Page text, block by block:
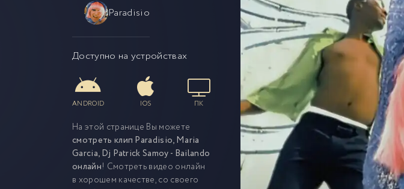
Paradisio
Доступно на устройствах
ANDROID IOS ПК
На этой странице Вы можете
смотреть клип Paradisio, Maria
Garcia, Dj Patrick Samoy - Bailando
онлайн! Смотреть видео онлайн
в хорошем качестве, со своего